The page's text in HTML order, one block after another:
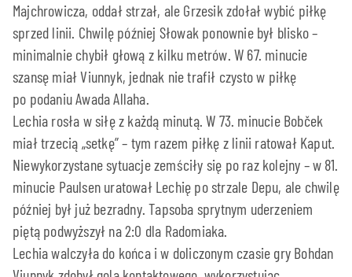
Majchrowicza, oddał strzał, ale Grzesik zdołał wybić piłkę
sprzed linii. Chwilę później Słowak ponownie był blisko –
minimalnie chybił głową z kilku metrów. W 67. minucie
szansę miał Viunnyk, jednak nie trafił czysto w piłkę
po podaniu Awada Allaha.
Lechia rosła w siłę z każdą minutą. W 73. minucie Bobček
miał trzecią „setkę” – tym razem piłkę z linii ratował Kaput.
Niewykorzystane sytuacje zemściły się po raz kolejny – w 81.
minucie Paulsen uratował Lechię po strzale Depu, ale chwilę
później był już bezradny. Tapsoba sprytnym uderzeniem
piętą podwyższył na 2:0 dla Radomiaka.
Lechia walczyła do końca i w doliczonym czasie gry Bohdan